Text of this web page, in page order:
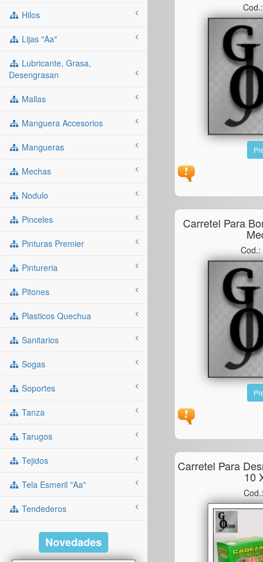
Hilos
Lijas "aa"
Lubricante, Grasa,
Desengrasan
Mallas
Manguera Accesorios
Mangueras
Mechas
Nodulo
Pinceles
Pinturas Premier
Pintureria
Pitones
Plasticos Quechua
Sanitarios
Sogas
Soportes
Tanza
Tarugos
Tejidos
Tela Esmeril "aa"
Tendederos
Novedades
Carretel Para
Cod.:
Carretel Para
10